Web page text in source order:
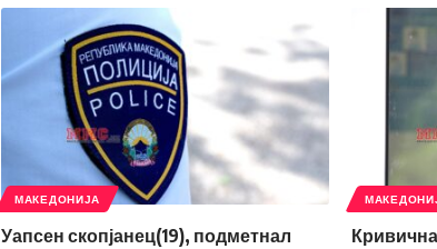
МАКЕДОНИЈА
Уапсен скопјанец(19), подметнал